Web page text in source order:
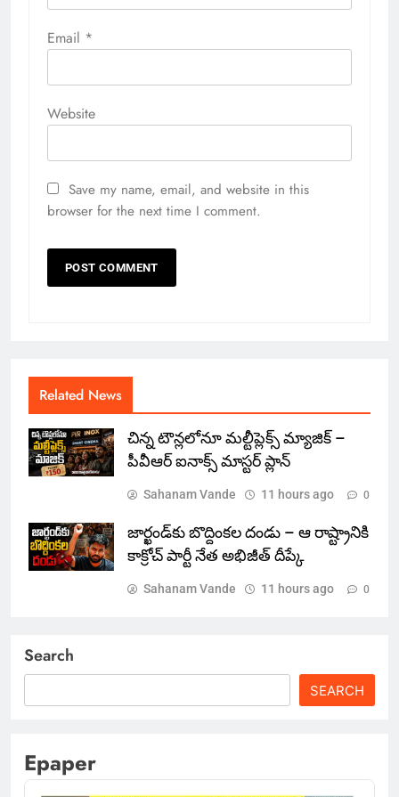
Email *
Website
Save my name, email, and website in this
browser for the next time I comment.
Related News
చిన్న టౌన్లలోనూ మల్టీప్లెక్స్‌ మ్యాజిక్ –
పీవీఆర్ ఐనాక్స్ మాస్టర్ ప్లాన్
Sahanam Vande 11 hours ago 0
జార్ఖండ్‌కు బొద్దింకల దండు – ఆ రాష్ట్రానికి
కాక్రోచ్ పార్టీ నేత అభిజీత్ దీప్కే
Sahanam Vande 11 hours ago 0
Search
SEARCH
Epaper